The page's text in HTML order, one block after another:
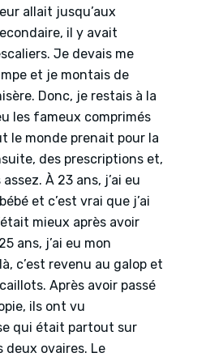
allait jusqu’aux
il y avait
Je devais me
et je montais de
Donc, je restais à la
les fameux comprimés
le monde prenait pour la
des prescriptions et,
À 23 ans, j’ai eu
et c’est vrai que j’ai
mieux après avoir
ans, j’ai eu mon
c’est revenu au galop et
Après avoir passé
ils ont vu
qui était partout sur
deux ovaires. Le